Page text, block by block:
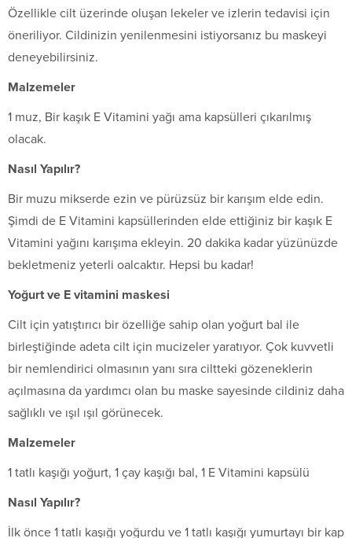
Özellikle cilt üzerinde oluşan lekeler ve izlerin tedavisi için
öneriliyor. Cildinizin yenilenmesini istiyorsanız bu maskeyi
deneyebilirsiniz.
Malzemeler
1 muz, Bir kaşık E Vitamini yağı ama kapsülleri çıkarılmış
olacak.
Nasıl Yapılır?
Bir muzu mikserde ezin ve pürüzsüz bir karışım elde edin.
Şimdi de E Vitamini kapsüllerinden elde ettiğiniz bir kaşık E
Vitamini yağını karışıma ekleyin. 20 dakika kadar yüzünüzde
bekletmeniz yeterli oalcaktır. Hepsi bu kadar!
Yoğurt ve E vitamini maskesi
Cilt için yatıştırıcı bir özelliğe sahip olan yoğurt bal ile
birleştiğinde adeta cilt için mucizeler yaratıyor. Çok kuvvetli
bir nemlendirici olmasının yanı sıra ciltteki gözeneklerin
açılmasına da yardımcı olan bu maske sayesinde cildiniz daha
sağlıklı ve ışıl ışıl görünecek.
Malzemeler
1 tatlı kaşığı yoğurt, 1 çay kaşığı bal, 1 E Vitamini kapsülü
Nasıl Yapılır?
İlk önce 1 tatlı kaşığı yoğurdu ve 1 tatlı kaşığı yumurtayı bir kap